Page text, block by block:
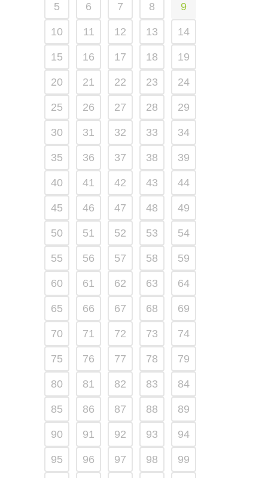
5 6 7 8 9
10 11 12 13 14
15 16 17 18 19
20 21 22 23 24
25 26 27 28 29
30 31 32 33 34
35 36 37 38 39
40 41 42 43 44
45 46 47 48 49
50 51 52 53 54
55 56 57 58 59
60 61 62 63 64
65 66 67 68 69
70 71 72 73 74
75 76 77 78 79
80 81 82 83 84
85 86 87 88 89
90 91 92 93 94
95 96 97 98 99